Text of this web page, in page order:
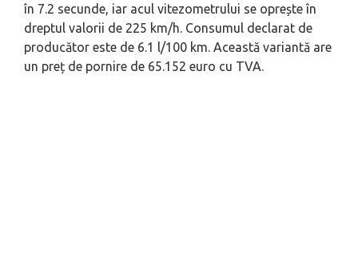
în 7.2 secunde, iar acul vitezometrului se oprește în
dreptul valorii de 225 km/h. Consumul declarat de
producător este de 6.1 l/100 km. Această variantă are
un preț de pornire de 65.152 euro cu TVA.